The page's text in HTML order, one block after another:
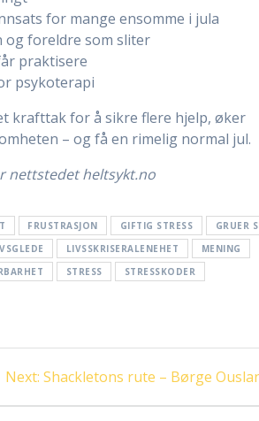
for mange ensomme i jula
foreldre som sliter
praktisere
psykoterapi
krafttak for å sikre flere hjelp, øker
– og få en rimelig normal jul.
nettstedet heltsykt.no
FRUSTRASJON GIFTIG STRESS
GRUER
LIVSSKRISERALENEHET
MENING
STRESS
STRESSKODER
Next: Next
Shackletons rute – Børge